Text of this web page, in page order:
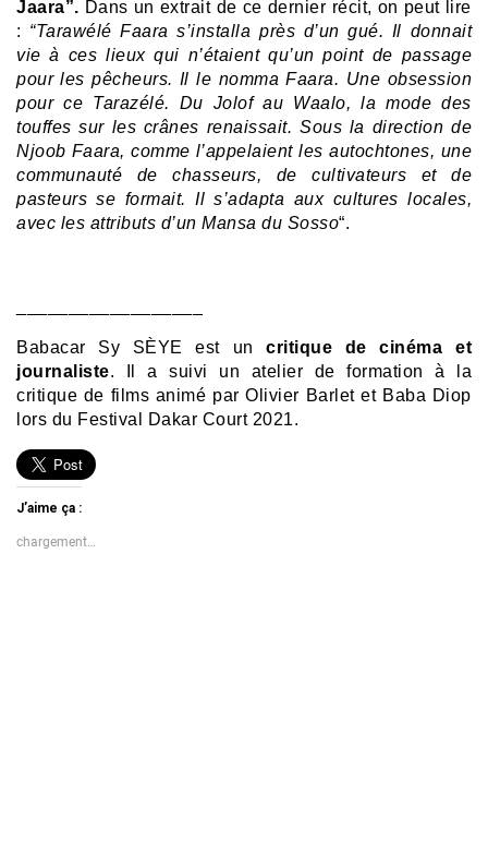
Jaara”. Dans un extrait de ce dernier récit, on peut lire
: “Tarawélé Faara s’installa près d’un gué. Il donnait
vie à ces lieux qui n’étaient qu’un point de passage
pour les pêcheurs. Il le nomma Faara. Une obsession
pour ce Tarazélé. Du Jolof au Waalo, la mode des
touffes sur les crânes renaissait. Sous la direction de
Njoob Faara, comme l’appelaient les autochtones, une
communauté de chasseurs, de cultivateurs et de
pasteurs se formait. Il s’adapta aux cultures locales,
avec les attributs d’un Mansa du Sosso“.
Babacar Sy SÈYE est uncritique de cinéma et
journaliste. Il a suivi un atelier de formation à la
critique de films animé par Olivier Barlet et Baba Diop
lors du Festival Dakar Court 2021.
J’aime ça :
chargement…